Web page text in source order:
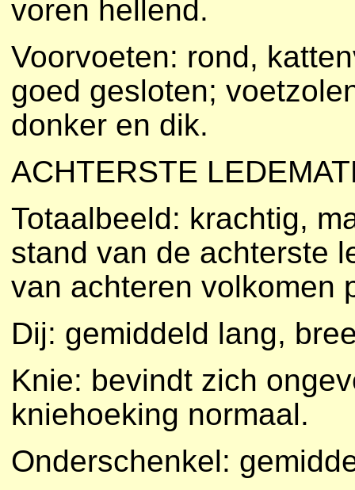
voren hellend.
Voorvoeten: rond,
goed gesloten;
donker en dik.
ACHTERSTE
Totaalbeeld: krachtig,
stand van de achterste
van achteren volkomen
Dij: gemiddeld lang,
Knie: bevindt zich
kniehoeking normaal.
Onderschenkel: